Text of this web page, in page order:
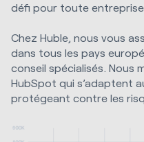
défi pour toute entreprise
Chez Huble, nous vous
dans tous les pays
conseil spécialisés. Nous
HubSpot qui s’adaptent
protégeant contre les